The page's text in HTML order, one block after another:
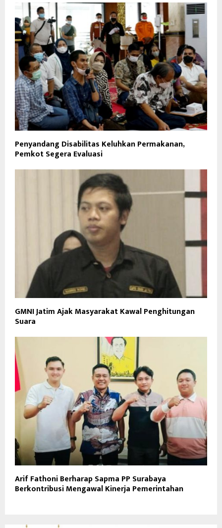
Penyandang Disabilitas Keluhkan Permakanan,
Pemkot Segera Evaluasi
GMNI Jatim Ajak Masyarakat Kawal Penghitungan
Suara
Arif Fathoni Berharap Sapma PP Surabaya
Berkontribusi Mengawal Kinerja Pemerintahan